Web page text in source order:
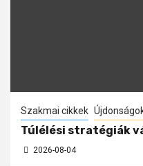
Szakmai cikkek
Túlélési stratégiák
2026-08-04